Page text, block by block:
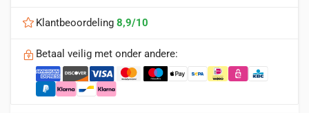
Klantbeoordeling 8,9/10
Betaal veilig met onder andere: